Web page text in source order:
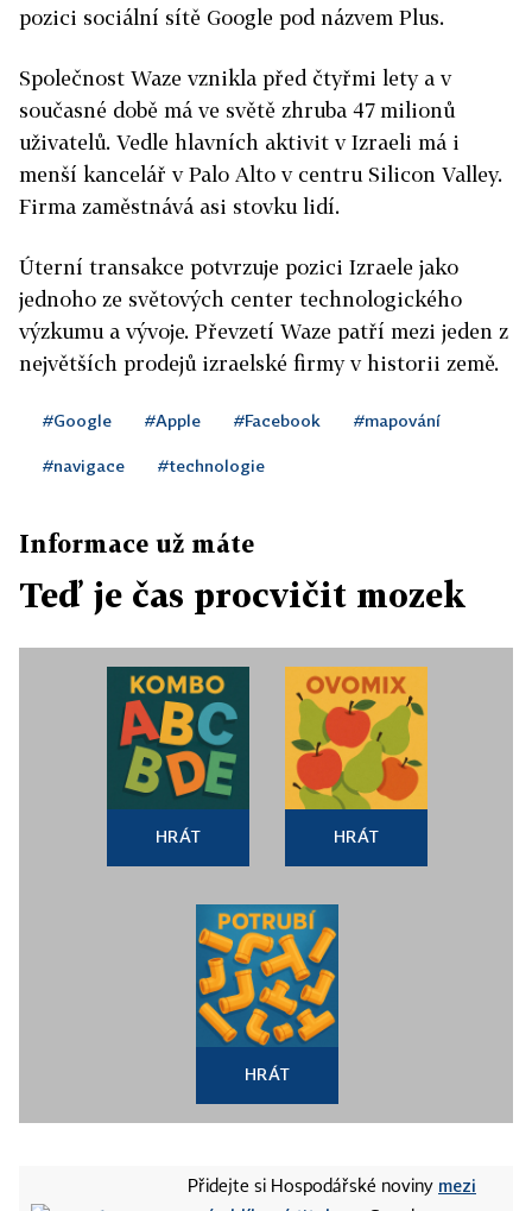
pozici sociální sítě Google pod názvem Plus.
Společnost Waze vznikla před čtyřmi lety a v
současné době má ve světě zhruba 47 milionů
uživatelů. Vedle hlavních aktivit v Izraeli má i
menší kancelář v Palo Alto v centru Silicon Valley.
Firma zaměstnává asi stovku lidí.
Úterní transakce potvrzuje pozici Izraele jako
jednoho ze světových center technologického
výzkumu a vývoje. Převzetí Waze patří mezi jeden z
největších prodejů izraelské firmy v historii země.
#Google #Apple #Facebook #mapování
#navigace #technologie
Informace už máte
Teď je čas procvičit mozek
HRÁT HRÁT
HRÁT
Přidejte si Hospodářské noviny mezi